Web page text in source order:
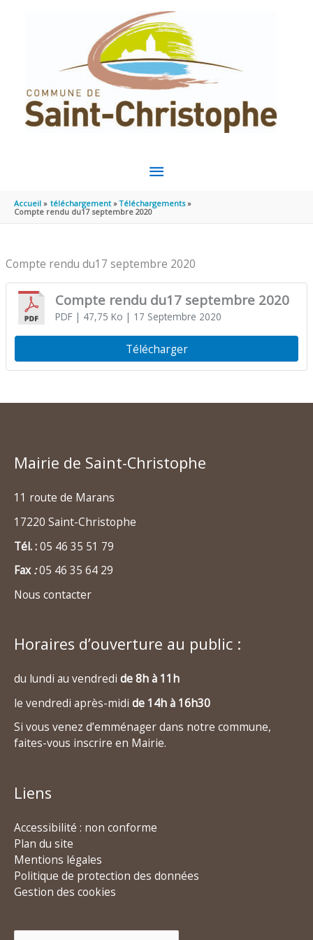
MENU
PRINCIPAL
Accueil téléchargement
Téléchargements
Compte rendu du17 septembre 2020
Compte rendu du17 septembre 2020
Compte rendu du17 septembre 2020
PDF| 47,75 Ko | 17 Septembre 2020
Télécharger
Mairie de Saint-Christophe
11 route de Marans
17220 Saint-Christophe
Tél. :05 46 35 51 79
Fax:05 46 35 64 29
Nous contacter
Horaires d’ouverture au public :
du lundi au vendredi de 8h à 11h
le vendredi après-midi de 14h à 16h30
Si vous venez d’emménager dans notre commune,
faites-vous inscrire en Mairie.
Liens
Accessibilité : non conforme
Plan du site
Mentions légales
Politique de protection des données
Gestion des cookies